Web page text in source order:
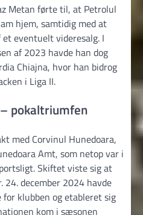
Metan førte til, at Petrolul
hjem, samtidig med at
et eventuelt videresalg. I
af 2023 havde han dog
Chiajna, hvor han bidrog
i Liga II.
pokaltriumfen
med Corvinul Hunedoara,
Amt, som netop var i
Skiftet viste sig at
december 2024 havde
klubben og etableret sig
kom i sæsonen